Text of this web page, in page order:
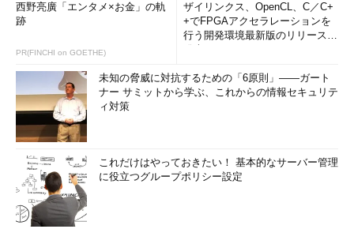
西野亮廣「エンタメ×お金」の軌
跡
PR(FINCHI on GOETHE)
ザイリンクス、OpenCL、C／C+
+でFPGAアクセラレーションを
行う開発環境最新版のリリースを
未知の脅威に対抗するための「6原則」――ガート
ナー サミットから学ぶ、これからの情報セキュリテ
ィ対策
これだけはやっておきたい！ 基本的なサーバー管理
に役立つグループポリシー設定